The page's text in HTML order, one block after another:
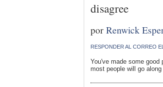
disagree
porRenwick
RESPONDER AL CORREO
You've made some
most people will go